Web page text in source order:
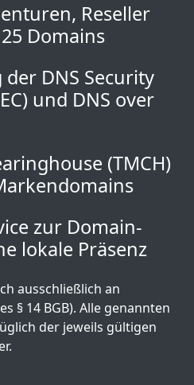
Reseller
Domains
DNS Security
und DNS over
(TMCH)
zur Domain-
lokale Präsenz
ausschließlich an
§ 14 BGB). Alle genannten
der jeweils gültigen